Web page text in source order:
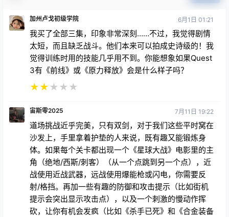
加州卢戈初级学院 6月1日 01:21
我买了全部三集，印象非常深刻……不过，我觉得剧情
太短，而且缺乏战斗。他们本来可以拍成史诗级的！我
觉得训练时用的技能几乎用不到。你能想象如果Quest
3有《前线》或《原力释放》会是什么样子吗？
★★★ ★ ★
宙斯零2025 7月11日 19:22
道场挑战近乎完美，只有双剑，对于我们这些平时窝在
沙发上，手里拿着护垫的人来说，既有趣又能锻炼身
体。如果每个关卡都出现一个《星球大战》电影里的主
角（绝地/西斯/刺客）（从一个点跳到另一个点），近
战使用近战武器，远战使用爆能枪或闪电，你需要反
射/格挡。再加一些有趣的防御和攻击提示（比如街机
提示会突出显示攻击点），以及一个刺激的慢动作挥
砍，让你有机会发疯（比如《杀手已死》和《合金装备